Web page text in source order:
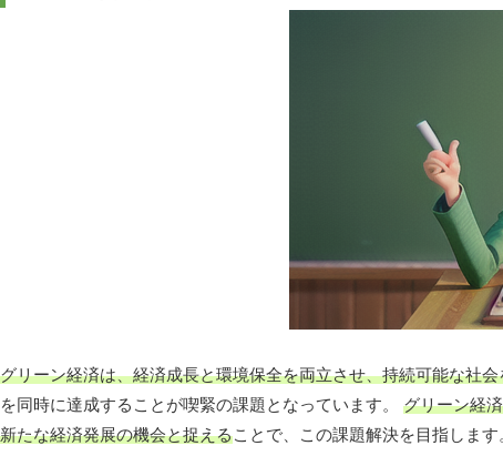
グリーン経済は、経済成長と環境保全を両立させ、持続可能な社
を同時に達成することが喫緊の課題となっています。 グリーン経
新たな経済発展の機会と捉えることで、この課題解決を目指します